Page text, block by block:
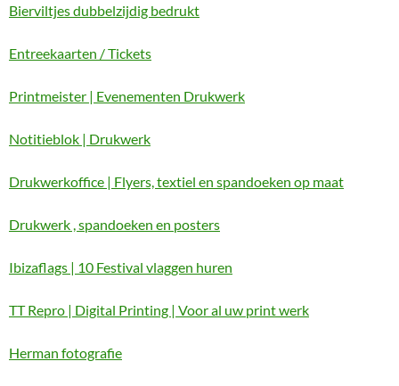
Bierviltjes dubbelzijdig bedrukt
Entreekaarten / Tickets
Printmeister | Evenementen Drukwerk
Notitieblok | Drukwerk
Drukwerkoffice | Flyers, textiel en spandoeken op maat
Drukwerk , spandoeken en posters
Ibizaflags | 10 Festival vlaggen huren
TT Repro | Digital Printing | Voor al uw print werk
Herman fotografie